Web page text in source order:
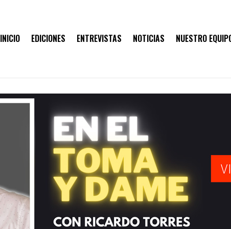
INICIO EDICIONES ENTREVISTAS NOTICIAS NUESTRO